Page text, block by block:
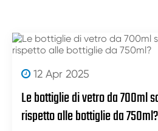
12 Apr 2025
Le bottiglie di vetro da 700ml
rispetto alle bottiglie da 750ml?